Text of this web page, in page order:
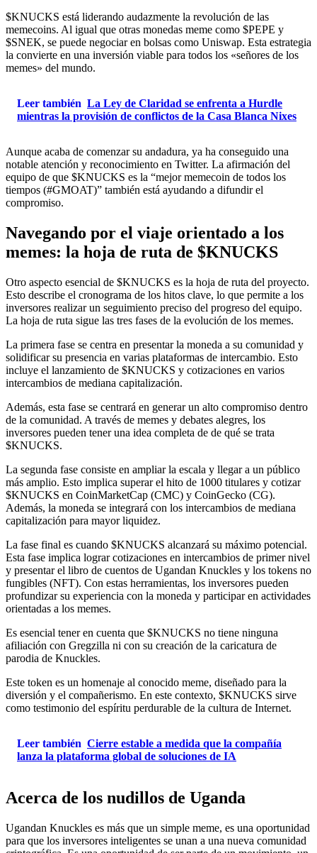
$KNUCKS está liderando audazmente la revolución de las
memecoins. Al igual que otras monedas meme como $PEPE y
$SNEK, se puede negociar en bolsas como Uniswap. Esta estrategia
la convierte en una inversión viable para todos los «señores de los
memes» del mundo.
Leer también La Ley de Claridad se enfrenta a Hurdle
mientras la provisión de conflictos de la Casa Blanca Nixes
Aunque acaba de comenzar su andadura, ya ha conseguido una
notable atención y reconocimiento en Twitter. La afirmación del
equipo de que $KNUCKS es la “mejor memecoin de todos los
tiempos (#GMOAT)” también está ayudando a difundir el
compromiso.
Navegando por el viaje orientado a los
memes: la hoja de ruta de $KNUCKS
Otro aspecto esencial de $KNUCKS es la hoja de ruta del proyecto.
Esto describe el cronograma de los hitos clave, lo que permite a los
inversores realizar un seguimiento preciso del progreso del equipo.
La hoja de ruta sigue las tres fases de la evolución de los memes.
La primera fase se centra en presentar la moneda a su comunidad y
solidificar su presencia en varias plataformas de intercambio. Esto
incluye el lanzamiento de $KNUCKS y cotizaciones en varios
intercambios de mediana capitalización.
Además, esta fase se centrará en generar un alto compromiso dentro
de la comunidad. A través de memes y debates alegres, los
inversores pueden tener una idea completa de de qué se trata
$KNUCKS.
La segunda fase consiste en ampliar la escala y llegar a un público
más amplio. Esto implica superar el hito de 1000 titulares y cotizar
$KNUCKS en CoinMarketCap (CMC) y CoinGecko (CG).
Además, la moneda se integrará con los intercambios de mediana
capitalización para mayor liquidez.
La fase final es cuando $KNUCKS alcanzará su máximo potencial.
Esta fase implica lograr cotizaciones en intercambios de primer nivel
y presentar el libro de cuentos de Ugandan Knuckles y los tokens no
fungibles (NFT). Con estas herramientas, los inversores pueden
profundizar su experiencia con la moneda y participar en actividades
orientadas a los memes.
Es esencial tener en cuenta que $KNUCKS no tiene ninguna
afiliación con Gregzilla ni con su creación de la caricatura de
parodia de Knuckles.
Este token es un homenaje al conocido meme, diseñado para la
diversión y el compañerismo. En este contexto, $KNUCKS sirve
como testimonio del espíritu perdurable de la cultura de Internet.
Leer también Cierre estable a medida que la compañía
lanza la plataforma global de soluciones de IA
Acerca de los nudillos de Uganda
Ugandan Knuckles es más que un simple meme, es una oportunidad
para que los inversores inteligentes se unan a una nueva comunidad